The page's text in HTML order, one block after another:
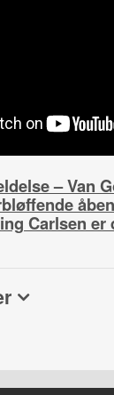
– Van
Carlsen er